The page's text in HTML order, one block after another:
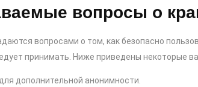
вопросы о
вопросами о том, как безопасно
принимать. Ниже приведены некоторые
дополнительной анонимности.